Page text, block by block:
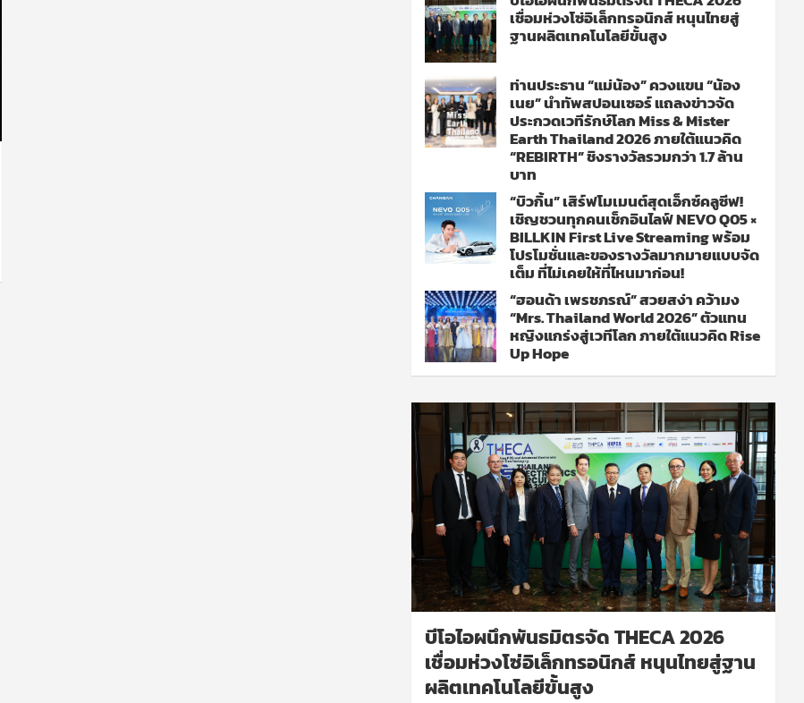
เชื่อมห่วงโซ่อิเล็กทรอนิกส์ หนุนไทยสู่
ฐานผลิตเทคโนโลยีขั้นสูง
ท่านประธาน “แม่น้อง” ควงแขน “น้อง
เนย” นำทัพสปอนเซอร์ แถลงข่าวจัด
ประกวดเวทีรักษ์โลก Miss & Mister
Earth Thailand 2026 ภายใต้แนวคิด
“REBIRTH” ชิงรางวัลรวมกว่า 1.7 ล้าน
บาท
“บิวกิ้น” เสิร์ฟโมเมนต์สุดเอ็กซ์คลูซีฟ!
เชิญชวนทุกคนเช็กอินไลฟ์ NEVO Q05 ×
BILLKIN First Live Streaming พร้อม
โปรโมชั่นและของรางวัลมากมายแบบจัด
เต็ม ที่ไม่เคยให้ที่ไหนมาก่อน!
“ฮอนด้า เพรชภรณ์” สวยสง่า คว้ามง
“Mrs. Thailand World 2026” ตัวแทน
หญิงแกร่งสู่เวทีโลก ภายใต้แนวคิด Rise
Up Hope
บีโอไอผนึกพันธมิตรจัด THECA 2026
เชื่อมห่วงโซ่อิเล็กทรอนิกส์ หนุนไทยสู่ฐาน
ผลิตเทคโนโลยีขั้นสูง